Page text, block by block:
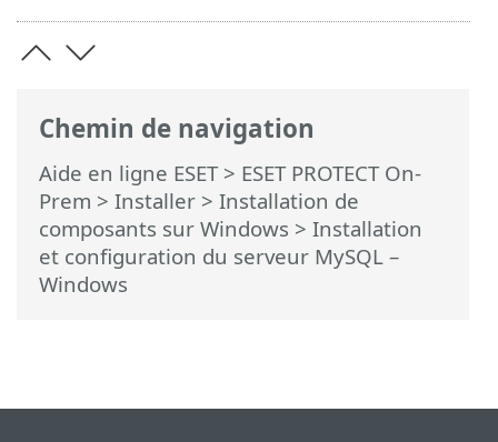
Chemin de navigation
Aide en ligne ESET> ESET PROTECT On-
Prem > Installer > Installation de
composants sur Windows > Installation
et configuration du serveur MySQL –
Windows